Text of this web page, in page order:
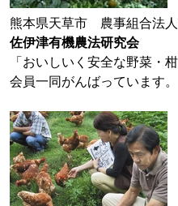
熊本県天草市 農事組合法
佐伊津有機農法研究会
「おいしいく安全な野菜・
会員一同がんばっています。